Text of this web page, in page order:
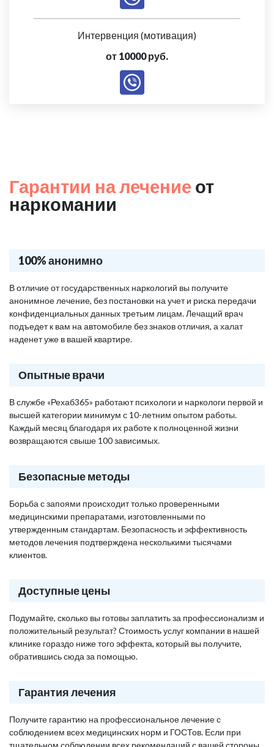
Интервенция (мотивация)
от 10000 руб.
Гарантии на лечение от
наркомании
100% анонимно
В отличие от государственных наркологий вы получите
анонимное лечение, без постановки на учет и риска передачи
конфиденциальных данных третьим лицам. Лечащий врач
подъедет к вам на автомобиле без знаков отличия, а халат
наденет уже в вашей квартире.
Опытные врачи
В службе «Рехаб365» работают психологи и наркологи первой и
высшей категории минимум с 10-летним опытом работы.
Каждый месяц благодаря их работе к полноценной жизни
возвращаются свыше 100 зависимых.
Безопасные методы
Борьба с запоями происходит только проверенными
медицинскими препаратами, изготовленными по
утвержденным стандартам. Безопасность и эффективность
методов лечения подтверждена несколькими тысячами
клиентов.
Доступные цены
Подумайте, сколько вы готовы заплатить за профессионализм и
положительный результат? Стоимость услуг компании в нашей
клинике гораздо ниже того эффекта, который вы получите,
обратившись сюда за помощью.
Гарантия лечения
Получите гарантию на профессиональное лечение с
соблюдением всех медицинских норм и ГОСТов. Если при
тщательном соблюдении всех рекомендаций с вашей стороны